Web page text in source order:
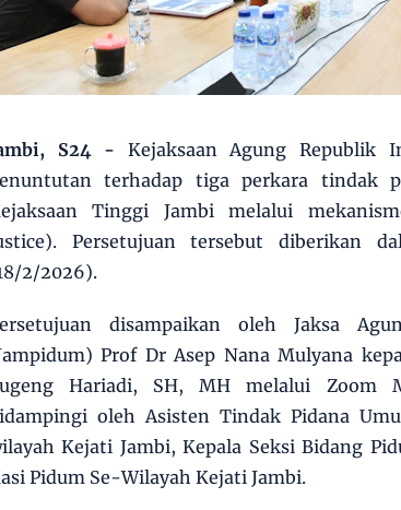
S24 - Kejaksaan Agung Republik
terhadap tiga perkara tindak
Tinggi Jambi melalui
Persetujuan tersebut diberikan
2/2026).
disampaikan oleh Jaksa
Prof Dr Asep Nana Mulyana
Hariadi, SH, MH melalui Zoom
oleh Asisten Tindak Pidana
Kejati Jambi, Kepala Seksi Bidang
Pidum Se-Wilayah Kejati Jambi.